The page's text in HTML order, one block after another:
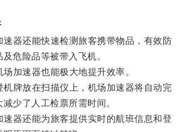
器还能快速检测旅客携带物品，有效防
危险品等被带入飞机。
速器也能极大地提升效率。
牌放在扫描仪上，机场加速器将自动完
少了人工检票所需时间。
还能为旅客提供实时的航班信息和登